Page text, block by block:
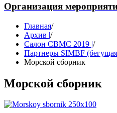
Организация
Главная/
Архив |/
Салон СВМС 2019 |/
Партнеры SIMBF
Морской сборник
Морской сборник